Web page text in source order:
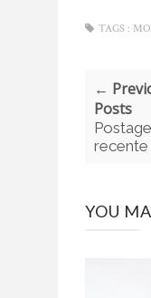
TAGS :
←
Posts
recente
YOU